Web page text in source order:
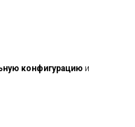
конфигурацию и